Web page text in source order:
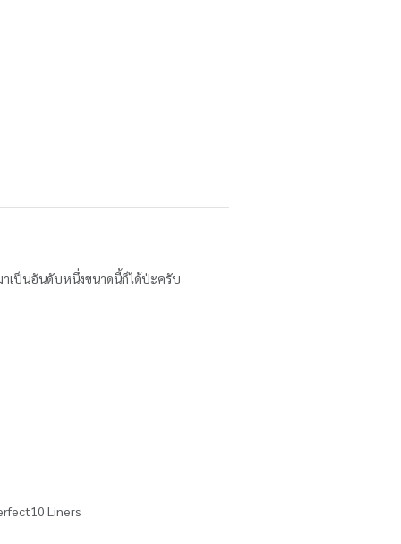
าเป็นอันดับหนึ่งขนาดนี้ก็ได้ป่ะครับ
Liners